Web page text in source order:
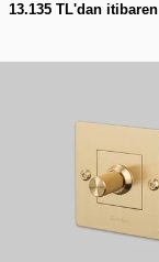
Normal
13.135 TL'dan itibaren